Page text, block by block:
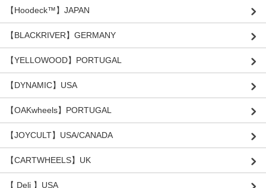
【Hoodeck™️】JAPAN
【BLACKRIVER】GERMANY
【YELLOWOOD】PORTUGAL
【DYNAMIC】USA
【OAKwheels】PORTUGAL
【JOYCULT】USA/CANADA
【CARTWHEELS】UK
【 Deli 】USA